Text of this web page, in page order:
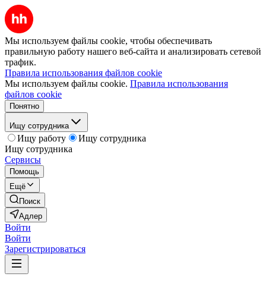
Мы используем файлы cookie, чтобы обеспечивать
правильную работу нашего веб-сайта и анализировать сетевой
трафик.
Правила использования файлов cookie
Мы используем файлы cookie. Правила использования
файлов cookie
Понятно
Ищу сотрудника
Ищу работу
Ищу сотрудника
Ищу сотрудника
Сервисы
Помощь
Ещё
Поиск
Адлер
Войти
Войти
Зарегистрироваться